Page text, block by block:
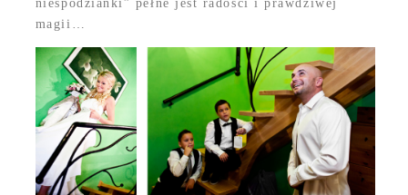
niespodzianki” pełne jest radości i prawdziwej
magii…